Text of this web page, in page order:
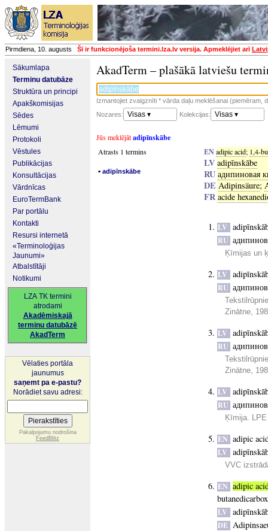
Pirmdiena, 10. augusts Šī ir funkcionējoša termini.lza.lv versija. Apmeklējiet arī
Sākumlapa
Terminu datubāze
Struktūra un principi
Apakškomisijas
Sēdes
Lēmumi
Protokoli
Vēstules
Publikācijas
Konsultācijas
Vārdnīcas
EuroTermBank
Par portālu
Kontakti
Resursi internetā
«Terminoloģijas
Jaunumi»
Atbalstītāji
Notikumi
LZA TK termini
atrodami
Akadēmiskajā
terminu datubāzē
AkadTerm
Vēlaties portāla
jaunumus
saņemt pa e-pastu?
Norādiet savu adresi:
Pakalpojumu nodrošina
FeedBlitz
AkadTerm – plašākā latviešu
Izmantojiet zvaigznīti * vārda daļu meklēšanai (piemēram,
Nozares:
Visas ▾ Kolekcijas: Visas ▾
Jūs meklējātadipīnskābe
Atrasts 1 termins
▪ adipīnskābe
ENadipic acid; 1,4-
LV adipīnskābe
RU адипиновая
DE Adipinsäure;
FR acide
LV
RU
Ķīmijas un
LV
RU
Zinātne,
LV
RU
Zinātne,
LV
RU
Ķīmija.
EN adipic
LV
VVC
EN adipic
LV
DE